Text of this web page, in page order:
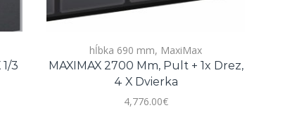
3
hĺbka 690 mm, MaxiMax
MAXIMAX 2700 Mm, Pult + 1x Drez,
4 X Dvierka
4,776.00€